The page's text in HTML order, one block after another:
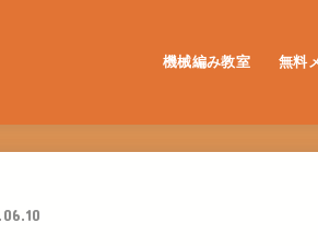
機械編み教室 無料